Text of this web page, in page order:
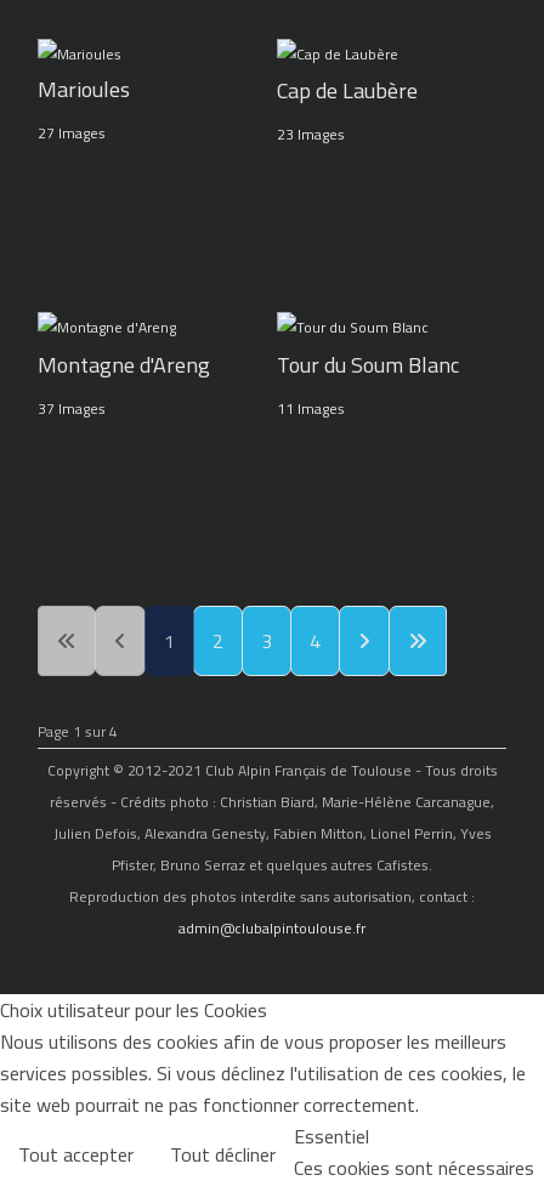
Marioules
27 Images
Cap de Laubère
23 Images
Montagne d'Areng
37 Images
Tour du Soum Blanc
11 Images
1 2 3 4
Page 1 sur 4
Copyright © 2012-2021 Club Alpin Français de Toulouse - Tous droits
réservés - Crédits photo : Christian Biard, Marie-Hélène Carcanague,
Julien Defois, Alexandra Genesty, Fabien Mitton, Lionel Perrin, Yves
Pfister, Bruno Serraz et quelques autres Cafistes.
Reproduction des photos interdite sans autorisation, contact :
admin@clubalpintoulouse.fr
Choix utilisateur pour les Cookies
Nous utilisons des cookies afin de vous proposer les meilleurs
services possibles. Si vous déclinez l'utilisation de ces cookies, le
site web pourrait ne pas fonctionner correctement.
Tout accepter
Tout décliner Essentiel
Ces cookies sont nécessaires